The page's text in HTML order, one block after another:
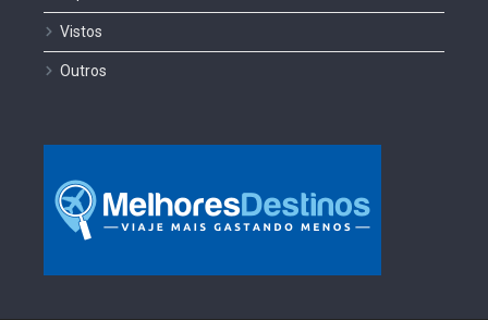
Vistos
Outros